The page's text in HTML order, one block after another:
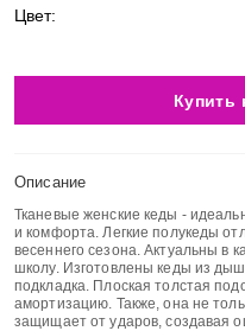
Цвет:
Купить
Описание
Тканевые женские кеды -
и комфорта. Легкие полукеды
весеннего сезона. Актуальны в
школу. Изготовлены кеды из
подкладка. Плоская толстая
амортизацию. Также, она не
защищает от ударов, создавая